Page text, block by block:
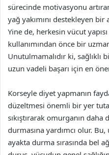
sürecinde motivasyonu
yağ yakımını destekleyen bir
Yine de, herkesin vücut
kullanımından önce bir
Unutulmamalıdır ki, sağlıklı
uzun vadeli başarı için en
Korseyle diyet yapmanın
düzeltmesi önemli bir yer
sıkıştırarak omurganın
durmasına yardımcı olur.
ayakta durma sırasında bel